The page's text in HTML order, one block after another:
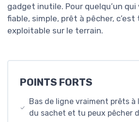
gadget inutile. Pour quelqu’un
fiable, simple, prêt à pêcher,
exploitable sur le terrain.
POINTS FORTS
Bas de ligne vraiment prêts à
du sachet et tu peux pêcher